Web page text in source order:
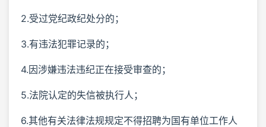
2.受过党纪政纪处分的；
3.有违法犯罪记录的；
4.因涉嫌违法违纪正在接受审查的；
5.法院认定的失信被执行人；
6.其他有关法律法规规定不得招聘为国有单位工作人